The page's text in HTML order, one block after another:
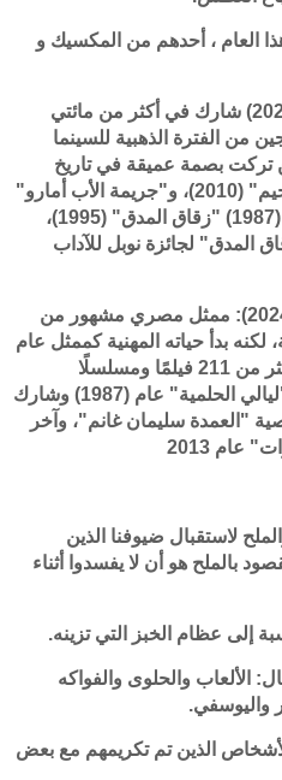
العام ، أحدهم من المكسيك و
• إرنستو جوميز كروز. (1933-2024) شارك في أكثر من مائتي
من الفترة الذهبية للسينما
تركت بصمة عميقة في تاريخ
سينما أمريكا اللاتينية، مثل "الجحيم" (2010)، و"جريمة الأب أمارو"
(2002)، و"إمبراطورية فورتونا" (1987) "زقاق المدق" (1995)،
المدق" لجائزة نوبل للآداب
• الفنان صلاح السعدني (1943-2024): ممثل مصري مشهور من
بدأ حياته المهنية كممثل عام
1960. ترك السعدني إرثًا يضم أكثر من 211 فيلمًا ومسلسلًا
ومسرحًا، منها كلاسيكيات مثل "ليالي الحلمية" عام (1987) وشارك
سليمان غانم"، وآخر
2013
لاستقبال ضيوفنا الذين
بالملح هو أن لا يفسدوا أثناء
إلى عظام الخبز التي تزينه.
الألعاب والحلوى والفواكه
واليوسفي.
الذين تم تكريمهم مع بعض